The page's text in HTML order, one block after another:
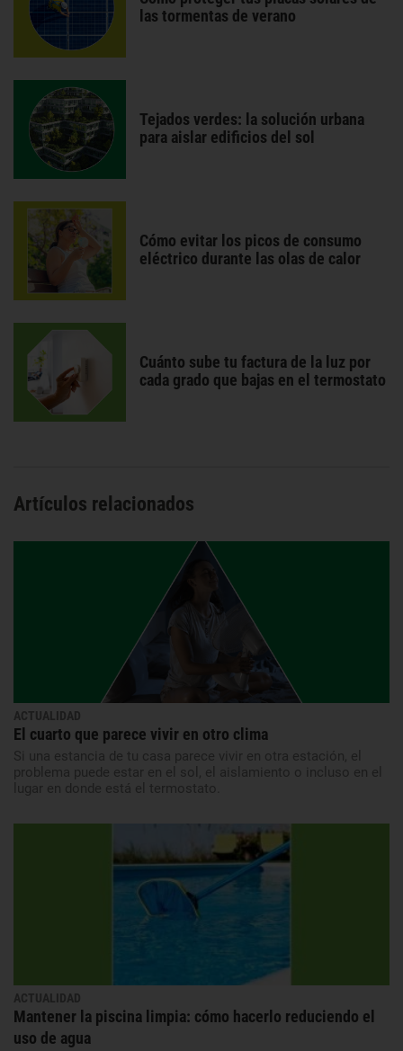
las tormentas de verano
Tejados verdes: la solución urbana
para aislar edificios del sol
Cómo evitar los picos de consumo
eléctrico durante las olas de calor
Cuánto sube tu factura de la luz por
cada grado que bajas en el termostato
Artículos relacionados
ACTUALIDAD
El cuarto que parece vivir en otro clima
Si una estancia de tu casa parece vivir en otra estación, el
problema puede estar en el sol, el aislamiento o incluso en el
lugar en donde está el termostato.
ACTUALIDAD
Mantener la piscina limpia: cómo hacerlo reduciendo el
uso de agua